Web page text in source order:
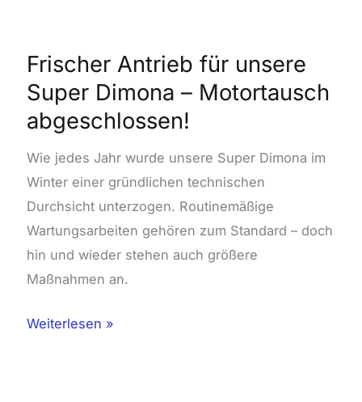
Frischer Antrieb für unsere
Super Dimona – Motortausch
abgeschlossen!
Wie jedes Jahr wurde unsere Super Dimona im
Winter einer gründlichen technischen
Durchsicht unterzogen. Routinemäßige
Wartungsarbeiten gehören zum Standard – doch
hin und wieder stehen auch größere
Maßnahmen an.
unsere
Super
Dimona
Motortausch
abgeschlossen!
Weiterlesen »